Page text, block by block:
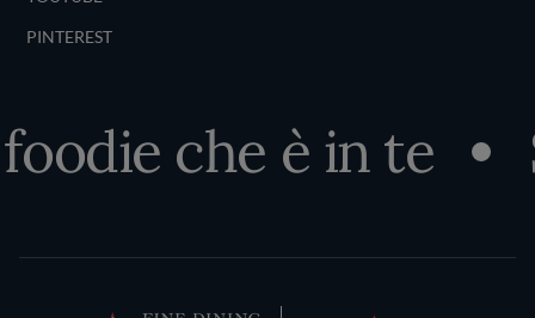
PINTEREST
che è in te